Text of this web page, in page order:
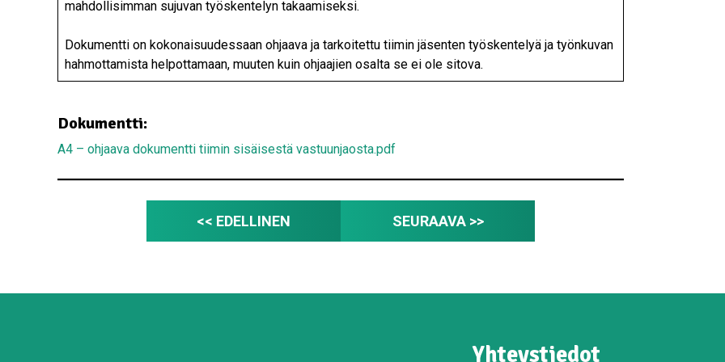
mahdollisimman sujuvan työskentelyn takaamiseksi.
Dokumentti on kokonaisuudessaan ohjaava ja tarkoitettu tiimin jäsenten työskentelyä ja työnkuvan
hahmottamista helpottamaan, muuten kuin ohjaajien osalta se ei ole sitova.
Dokumentti:
A4 – ohjaava dokumentti tiimin sisäisestä vastuunjaosta.pdf
<< EDELLINEN SEURAAVA >>
Yhteystiedot